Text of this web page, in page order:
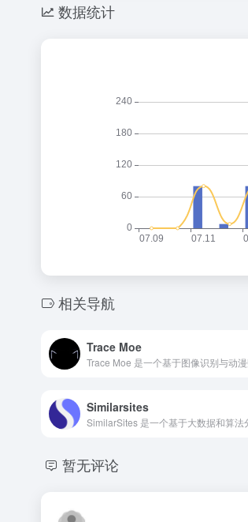
数据统计
相关导航
Trace Moe
Similarsites
暂无评论